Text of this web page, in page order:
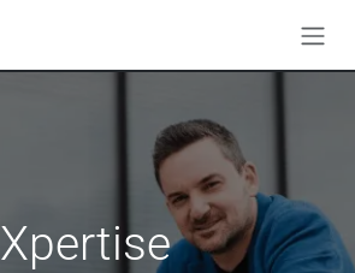
Xpertise